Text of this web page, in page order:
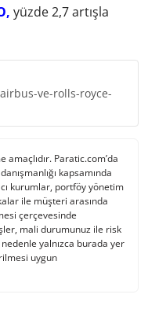
yüzde 2,7 artışla
ve-rolls-royce-
Paratic.com’da
kapsamında
kurumlar, portföy yönetim
ile müşteri arasında
çerçevesinde
mali durumunuz ile risk
yalnızca burada yer
uygun